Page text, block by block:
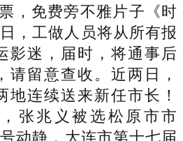
，免费旁不雅片子《时
，工做人员将从所有报
影迷，届时，将通事后
请留意查收。近两日，
地连续送来新任市长！
张兆义被选松原市市
动静，大连市第十七届